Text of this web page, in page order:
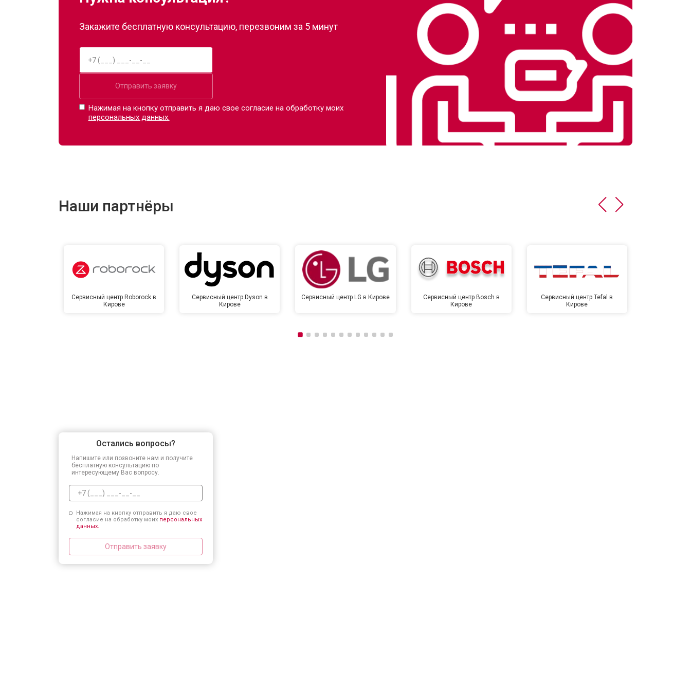
Закажите бесплатную консультацию, перезвоним за 5 минут
Отправить заявку
Нажимая на кнопку отправить я даю свое согласие на обработку моих
персональных данных.
Наши партнёры
Сервисный центр Roborock в
Кирове
Сервисный центр Dyson в
Кирове
Сервисный центр LG в Кирове
Сервисный центр Bosch в
Кирове
Сервисный центр Tefal в
Кирове
Остались вопросы?
Напишите или позвоните нам и получите
бесплатную консультацию по
интересующему Вас вопросу.
Нажимая на кнопку отправить я даю свое
согласие на обработку моих персональных
данных.
Отправить заявку